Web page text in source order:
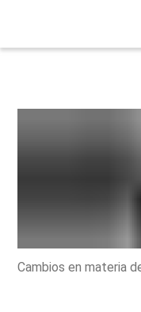
Cambios en materia